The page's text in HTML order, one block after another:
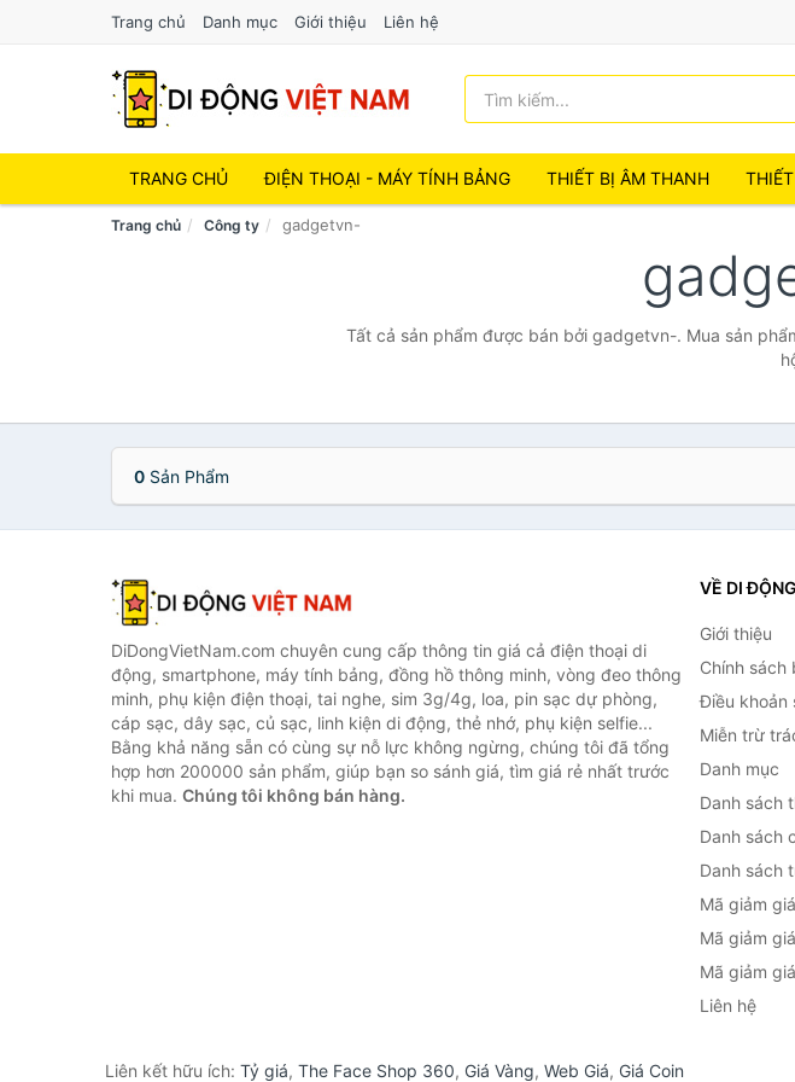
Trang chủ Danh mục Giới thiệu Liên hệ
TRANG CHỦ ĐIỆN THOẠI - MÁY TÍNH BẢNG THIẾT BỊ ÂM THANH
Trang chủ Công ty gadgetvn-
Tất cả sản phẩm được bán bởi gadgetvn-. Mua sản
0 Sản Phẩm
DiDongVietNam.com chuyên cung cấp thông tin giá cả điện thoại di
động, smartphone, máy tính bảng, đồng hồ thông minh, vòng đeo thông
minh, phụ kiện điện thoại, tai nghe, sim 3g/4g, loa, pin sạc dự phòng,
cáp sạc, dây sạc, củ sạc, linh kiện di động, thẻ nhớ, phụ kiện selfie...
Bằng khả năng sẵn có cùng sự nỗ lực không ngừng, chúng tôi đã tổng
hợp hơn 200000 sản phẩm, giúp bạn so sánh giá, tìm giá rẻ nhất trước
khi mua. Chúng tôi không bán hàng.
VỀ DI
Giới thiệu
Chính sách
Điều khoản
Miễn trừ
Danh mục
Danh sách
Danh sách
Danh sách
Mã giảm
Mã giảm
Mã giảm
Liên hệ
Liên kết hữu ích: Tỷ giá, The Face Shop 360, Giá Vàng, Web Giá, Giá Coin